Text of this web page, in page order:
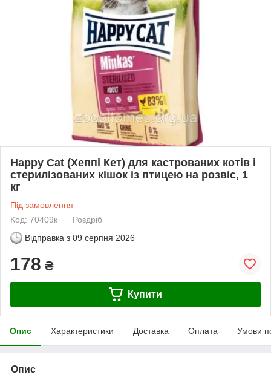
Happy Cat (Хеппі Кет) для кастрованих котів і
стерилізованих кішок із птицею на розвіс, 1
кг
Під замовлення
Код: 70409к
Роздріб
Відправка з 09 серпня 2026
178 ₴
Купити
Опис Характеристики Доставка Оплата Умови
Опис